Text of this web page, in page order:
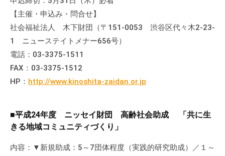
、
会
場
や
機
材
の
な
ど
の
【主催・申込み・問合せ】
社会福祉法人 木下財団（〒151-0053 渋谷区代々木2-23-
1 ニューステイトメナー656号）
電話：03-3375-1511
FAX：03-3375-1512
HP： http://www.kinoshita-zaidan.or.jp
■平成24年度 ニッセイ財団 高齢社会助成 「共に生
きる地域コミュニティづくり」
内容：▼新規助成：5～7団体程度（実践的研究助成）／１～